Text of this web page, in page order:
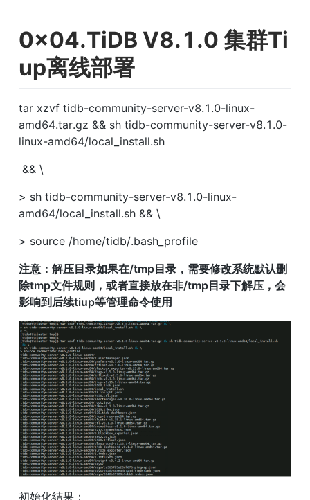
0x04.TiDB V8.1.0 集群Ti
up离线部署
tar xzvf tidb-community-server-v8.1.0-linux-
amd64.tar.gz && sh tidb-community-server-v8.1.0-
linux-amd64/local_install.sh
&& \
> sh tidb-community-server-v8.1.0-linux-
amd64/local_install.sh && \
> source /home/tidb/.bash_profile
注意：解压目录如果在/tmp目录，需要修改系统默认删
除tmp文件规则，或者直接放在非/tmp目录下解压，会
影响到后续tiup等管理命令使用
初始化结果：